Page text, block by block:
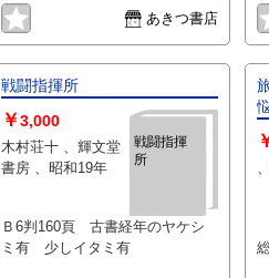
あきつ書店
戦闘指揮所
戦闘指揮
所
￥3,000
木村荘十 、輝文堂
書房 、昭和19年
Ｂ6判160頁 古書経年のヤケシ
ミ有 少しイタミ有